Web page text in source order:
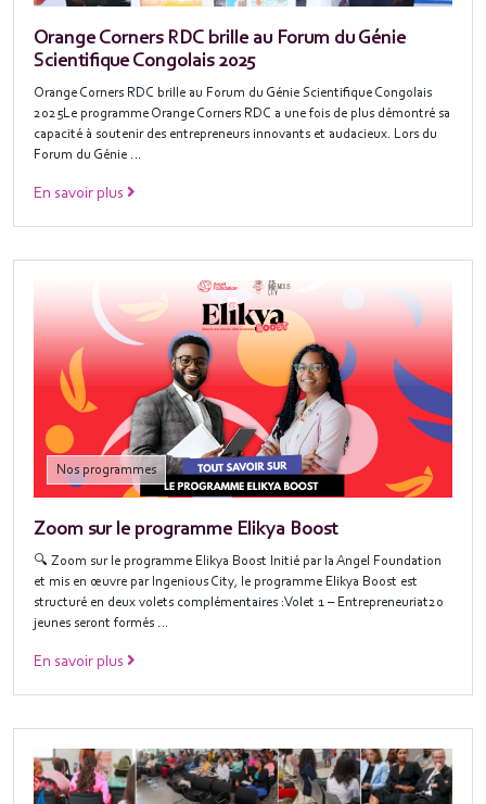
Orange Corners RDC brille au Forum du Génie
Scientifique Congolais 2025
Orange Corners RDC brille au Forum du Génie Scientifique Congolais
2025Le programme Orange Corners RDC a une fois de plus démontré sa
capacité à soutenir des entrepreneurs innovants et audacieux. Lors du
Forum du Génie …
En savoir plus
Nos programmes
Zoom sur le programme Elikya Boost
🔍 Zoom sur le programme Elikya Boost Initié par la Angel Foundation
et mis en œuvre par Ingenious City, le programme Elikya Boost est
structuré en deux volets complémentaires :Volet 1 – Entrepreneuriat20
jeunes seront formés …
En savoir plus